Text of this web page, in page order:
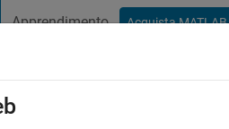
Apprendimento Acquista MATLAB